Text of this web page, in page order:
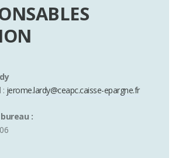
: jerome.lardy@ceapc.caisse-epargne.fr
: